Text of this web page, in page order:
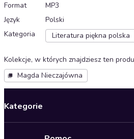
Format
MP3
Język
Polski
Kategoria
Literatura piękna polska
Kolekcje, w których znajdziesz ten
Magda Nieczajówna
Kategorie